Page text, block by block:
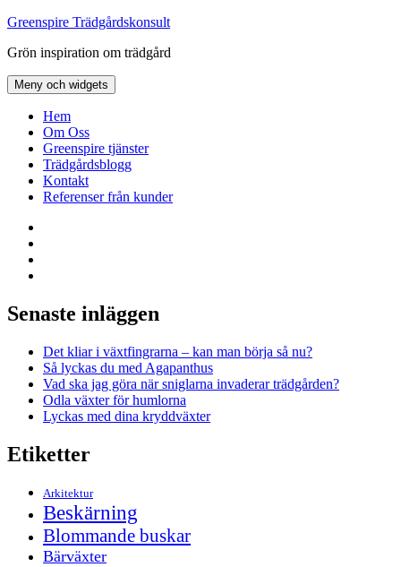
Hoppa
innehåll
Greenspire Trädgårdskonsult
Grön inspiration om trädgård
Meny och widgets
Hem
Om Oss
Greenspire tjänster
Trädgårdsblogg
Kontakt
Referenser från kunder
Senaste inläggen
Det kliar i växtfingrarna – kan man börja så nu?
Så lyckas du med Agapanthus
Vad ska jag göra när sniglarna invaderar trädgården?
Odla växter för humlorna
Lyckas med dina kryddväxter
Etiketter
Arkitektur
Beskärning
Blommande buskar
Bärväxter